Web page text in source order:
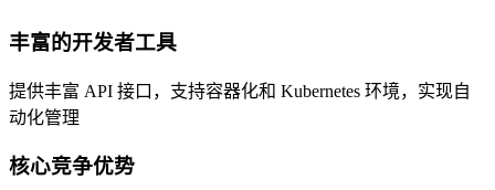
丰富的开发者工具
提供丰富 API 接口，支持容器化和 Kubernetes 环境，实现自
动化管理
核心竞争优势